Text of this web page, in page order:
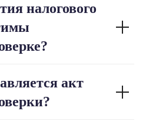
налогового
акт